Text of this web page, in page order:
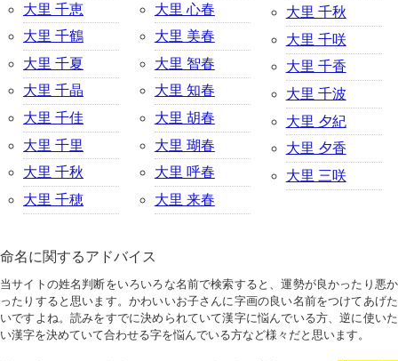
大里 千恵
大里 千鶴
大里 千夏
大里 千晶
大里 千佳
大里 千里
大里 千秋
大里 千穂
大里 心春
大里 美春
大里 智春
大里 知春
大里 胡春
大里 瑚春
大里 呼春
大里 来春
大里 千秋
大里 千咲
大里 千香
大里 千波
大里 夕紀
大里 夕香
大里 三咲
命名に関するアドバイス
当サイトの姓名判断をいろいろな名前で検索すると、運勢が良かったり悪か
ったりすると思います。かわいいお子さんに字画の良い名前をつけてあげた
いですよね。読みをすでに決められていて漢字に悩んでいる方、逆に使いた
い漢字を決めていて合わせる字を悩んでいる方など様々だと思います。